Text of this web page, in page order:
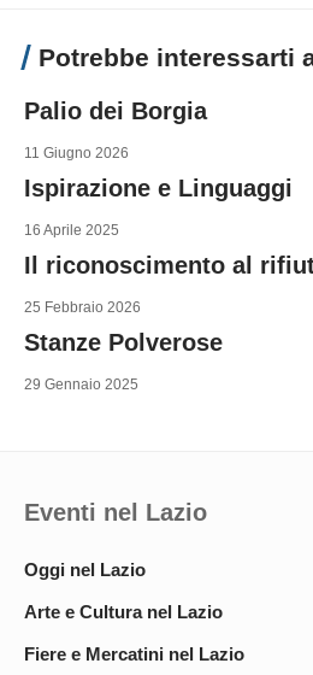
Potrebbe interessarti
Palio dei Borgia
11 Giugno 2026
Ispirazione e Linguaggi
16 Aprile 2025
Il riconoscimento al
25 Febbraio 2026
Stanze Polverose
29 Gennaio 2025
Eventi nel Lazio
Oggi nel Lazio
Arte e Cultura nel Lazio
Fiere e Mercatini nel Lazio